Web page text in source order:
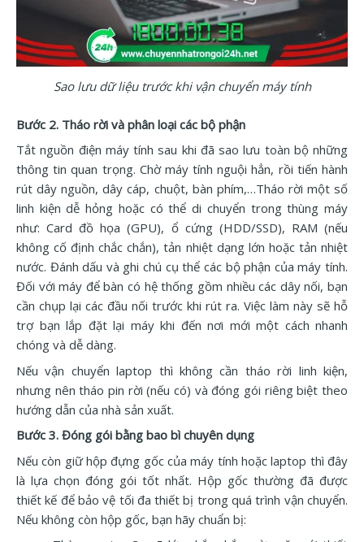
Sao lưu dữ liệu trước khi vận chuyển máy tính
Bước 2. Tháo rời và phân loại các bộ phận
Tắt nguồn điện máy tính sau khi đã sao lưu toàn bộ những
thông tin quan trọng. Chờ máy tính nguội hẳn, rồi tiến hành
rút dây nguồn, dây cáp, chuột, bàn phím,…Tháo rời một số
linh kiện dễ hỏng hoặc có thể di chuyển trong thùng máy
như: Card đồ họa (GPU), ổ cứng (HDD/SSD), RAM (nếu
không cố định chắc chắn), tản nhiệt dạng lớn hoặc tản nhiệt
nước. Đánh dấu và ghi chú cụ thể các bộ phận của máy tính.
Đối với máy để bàn có hệ thống gồm nhiều các dây nối, bạn
cần chụp lại các đầu nối trước khi rút ra. Việc làm này sẽ hỗ
trợ bạn lắp đặt lại máy khi đến nơi mới một cách nhanh
chóng và dễ dàng.
Nếu vận chuyển laptop thì không cần tháo rời linh kiện,
nhưng nên tháo pin rời (nếu có) và đóng gói riêng biệt theo
hướng dẫn của nhà sản xuất.
Bước 3. Đóng gói bằng bao bì chuyên dụng
Nếu còn giữ hộp đựng gốc của máy tính hoặc laptop thì đây
là lựa chọn đóng gói tốt nhất. Hộp gốc thường đã được
thiết kế để bảo vệ tối đa thiết bị trong quá trình vận chuyển.
Nếu không còn hộp gốc, bạn hãy chuẩn bị: